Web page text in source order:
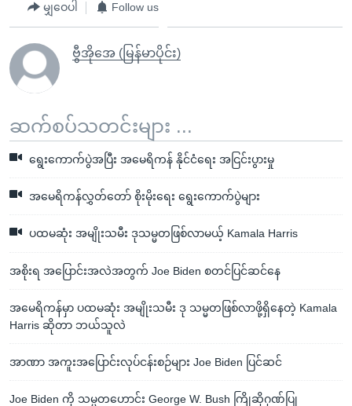
မျှဝေပါ Follow us
ဗွီအိုအေ (မြန်မာပိုင်း)
ဆက်စပ်သတင်းများ ...
ရွေးကောက်ပွဲအပြီး အမေရိကန် နိုင်ငံရေး အငြင်းပွားမှု
အမေရိကန်လွှတ်တော် စိုးမိုးရေး ရွေးကောက်ပွဲများ
ပထမဆုံး အမျိုးသမီး ဒုသမ္မတဖြစ်လာမယ့် Kamala Harris
အစိုးရ အပြောင်းအလဲအတွက် Joe Biden စတင်ပြင်ဆင်နေ
အမေရိကန်မှာ ပထမဆုံး အမျိုးသမီး ဒု သမ္မတဖြစ်လာဖို့ရှိနေတဲ့ Kamala
Harris ဆိုတာ ဘယ်သူလဲ
အာဏာ အကူးအပြောင်းလုပ်ငန်းစဉ်များ Joe Biden ပြင်ဆင်
Joe Biden ကို သမ္မတဟောင်း George W. Bush ကြိုဆိုဂုဏ်ပြု